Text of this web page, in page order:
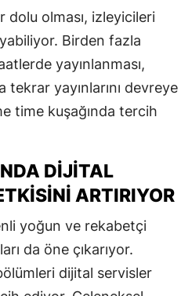
dolu olması, izleyicileri
Birden fazla
yayınlanması,
yayınlarını devreye
time kuşağında tercih
DIJITAL
ARTIRIYOR
yoğun ve rekabetçi
da öne çıkarıyor.
dijital servisler